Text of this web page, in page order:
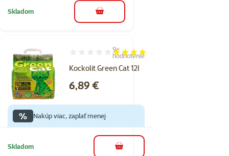
Skladom do košíka
Kockolit Green Cat 12l
Hodnotenie 80%, počet hodnotení: 9
9×
hodnotenie
Cena
6,89 €
% Nakúp viac, zaplať menej
Skladom do košíka